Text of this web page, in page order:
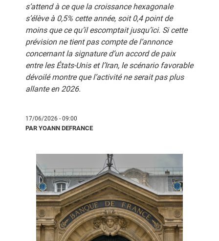
s’attend à ce que la croissance hexagonale
s’élève à 0,5% cette année, soit 0,4 point de
moins que ce qu’il escomptait jusqu’ici. Si cette
prévision ne tient pas compte de l’annonce
concernant la signature d’un accord de paix
entre les États‑Unis et l’Iran, le scénario favorable
dévoilé montre que l’activité ne serait pas plus
allante en 2026.
17/06/2026 - 09:00
PAR YOANN DEFRANCE